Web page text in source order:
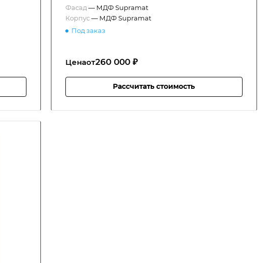
Фасад — МДФ Supramat
Корпус — МДФ Supramat
Под заказ
Ценаот260 000 ₽
Рассчитать стоимость